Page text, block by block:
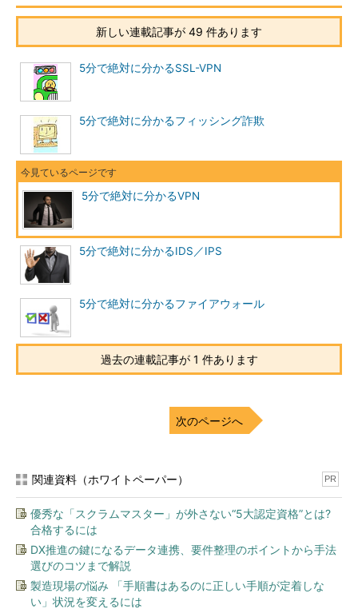
新しい連載記事が 49 件あります
5分で絶対に分かるSSL-VPN
5分で絶対に分かるフィッシング詐欺
5分で絶対に分かるVPN
5分で絶対に分かるIDS／IPS
5分で絶対に分かるファイアウォール
過去の連載記事が 1 件あります
次のページへ
関連資料（ホワイトペーパー） PR
優秀な「スクラムマスター」が外さない“5大認定資格”とは?
合格するには
DX推進の鍵になるデータ連携、要件整理のポイントから手法
選びのコツまで解説
製造現場の悩み 「手順書はあるのに正しい手順が定着しな
い」状況を変えるには